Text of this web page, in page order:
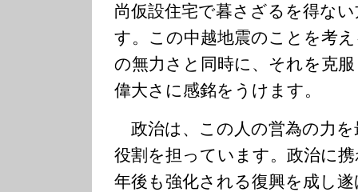
尚仮設住宅で暮さざるを得な
す。この中越地震のことを考
の無力さと同時に、それを克
偉大さに感銘をうけます。
政治は、この人の営為の力を
役割を担っています。政治に
年後も強化される復興を成し